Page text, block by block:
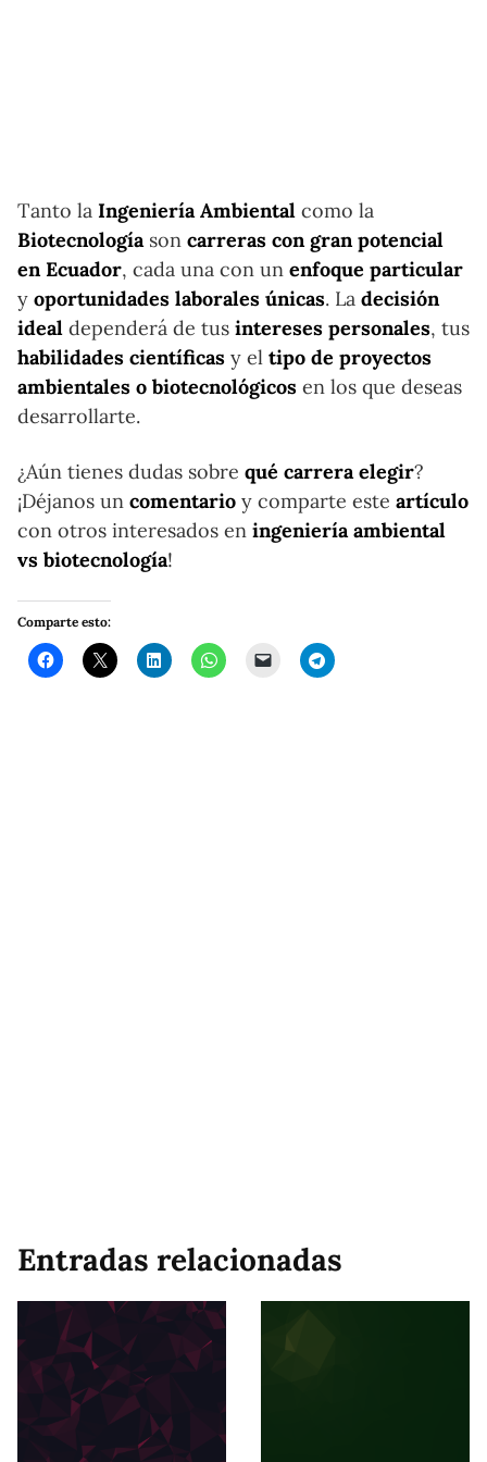
Tanto la Ingeniería Ambiental como la
Biotecnologíason carreras con gran potencial
en Ecuador, cada una con un enfoque particular
y oportunidades laborales únicas. La decisión
ideal dependerá de tus intereses personales, tus
habilidades científicas y el tipo de proyectos
ambientales o biotecnológicos en los que deseas
desarrollarte.
¿Aún tienes dudas sobre qué carrera elegir?
¡Déjanos un comentario y comparte este artículo
con otros interesados en ingeniería ambiental
vs biotecnología!
Comparte esto:
Entradas relacionadas